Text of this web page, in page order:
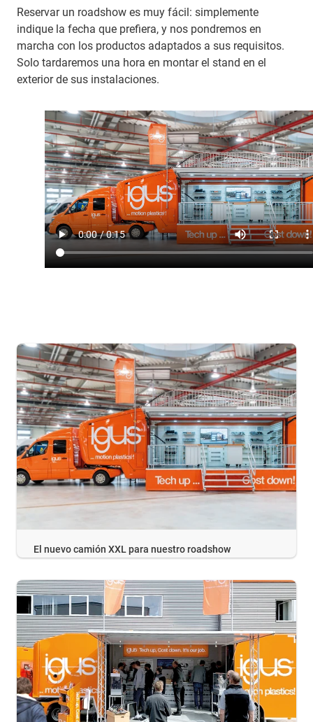
Reservar un roadshow es muy fácil: simplemente
indique la fecha que prefiera, y nos pondremos en
marcha con los productos adaptados a sus requisitos.
Solo tardaremos una hora en montar el stand en el
exterior de sus instalaciones.
El nuevo camión XXL para nuestro roadshow